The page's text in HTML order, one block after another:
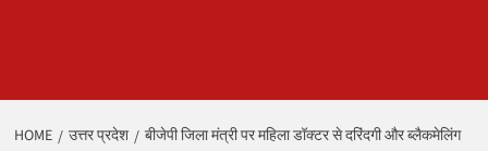
HOME उत्तर प्रदेश
बीजेपी जिला मंत्री पर महिला डॉक्टर से दरिंदगी और ब्लैकमेलिंग